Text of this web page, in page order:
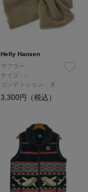
Helly Hansen
マフラー
サイズ：-
コンディション：
B
3,300円（税込）